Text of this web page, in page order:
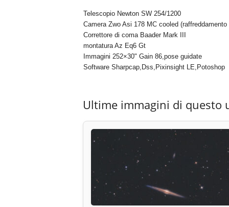
Telescopio Newton SW 254/1200
Camera Zwo Asi 178 MC cooled (raffreddamento
Correttore di coma Baader Mark III
montatura Az Eq6 Gt
Immagini 252×30" Gain 86,pose guidate
Software Sharpcap,Dss,Pixinsight LE,Potoshop
Ultime immagini di questo